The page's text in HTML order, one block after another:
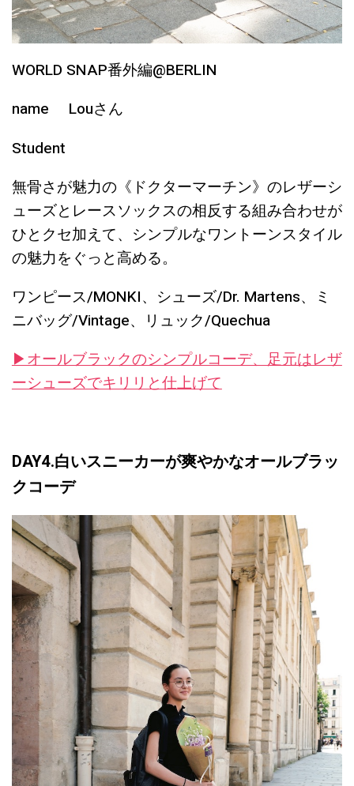
WORLD SNAP番外編@BERLIN
name Louさん
Student
無骨さが魅力の《ドクターマーチン》のレザーシ
ューズとレースソックスの相反する組み合わせが
ひとクセ加えて、シンプルなワントーンスタイル
の魅力をぐっと高める。
ワンピース/MONKI、シューズ/Dr. Martens、ミ
ニバッグ/Vintage、リュック/Quechua
▶︎オールブラックのシンプルコーデ、足元はレザ
ーシューズでキリリと仕上げて
DAY4.白いスニーカーが爽やかなオールブラッ
クコーデ